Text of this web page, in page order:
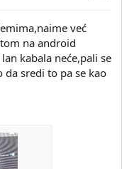
već
na android
kabala neće,pali se
da sredi to pa se kao